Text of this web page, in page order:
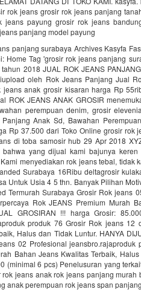
rok jeans grosir rok jeans panjang
jeans payung grosir rok jeans
panjang model payung
panjang surabaya Archives Kasyfa
Home Tag 'grosir rok jeans panjang
2018 JUAL ROK JEANS
oleh Rok Jeans Panjang Jual
jeans anak grosir kisaran harga Rp
ROK JEANS ANAK GROSIR
perempuan denim, grosir
Anak Sd, Bawahan
Rp 37.500 dari Toko Online grosir rok
di toba samosir hub 29 Apr 2018
bahwa yang dijual kami bajunya
menyediakan rok jeans tebal, tidak
Surabaya 16Ribu deltagrosir
Untuk Usia 4 5 thn. Banyak Pilihan
Termurah Surabaya Grosir Rok jeans
Rok JEANS Premium Murah
GROSIRAN !!! harga Grosir:
produk 76 Grosir Rok jeans
Halus dan Tidak Luntur. HANYA
02 Profesional
Bahan Jeans Kwalitas Terbaik,
(minimal 6 pcs) Penelusuran yang
jeans anak rok jeans panjang
anak perempuan rok jeans span